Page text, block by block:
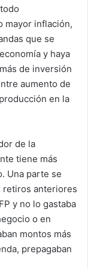
mayor inflación,
que se
y haya
de inversión
aumento de
en la
de la
tiene más
Una parte se
retiros anteriores
y no lo gastaba
o en
montos más
prepagaban